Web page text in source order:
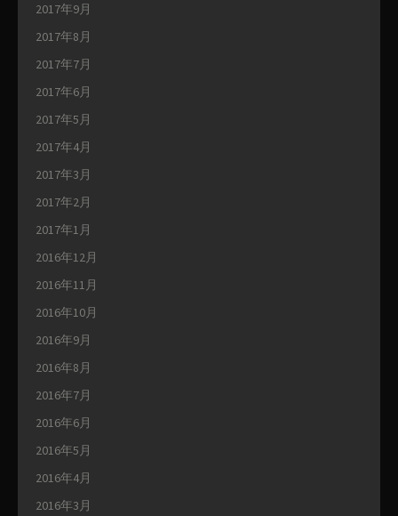
2017年9月
2017年8月
2017年7月
2017年6月
2017年5月
2017年4月
2017年3月
2017年2月
2017年1月
2016年12月
2016年11月
2016年10月
2016年9月
2016年8月
2016年7月
2016年6月
2016年5月
2016年4月
2016年3月